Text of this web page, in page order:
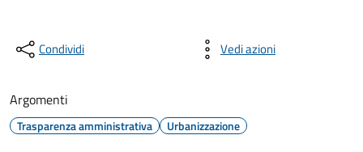
Condividi Vedi azioni
Argomenti
Trasparenza amministrativa Urbanizzazione